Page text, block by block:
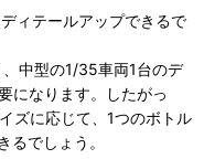
ィテールアップできるで
中型の1/35車両1台のデ
になります。したがっ
ズに応じて、1つのボトル
でしょう。